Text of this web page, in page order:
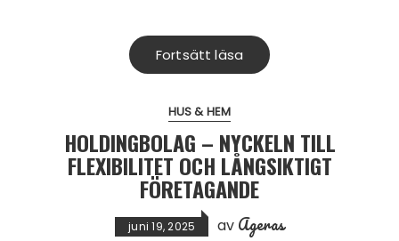
Fortsätt läsa
HUS & HEM
HOLDINGBOLAG – NYCKELN TILL
FLEXIBILITET OCH LÅNGSIKTIGT
FÖRETAGANDE
juni 19, 2025 av Ageras